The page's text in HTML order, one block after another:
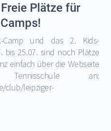
Plätze für
Camp und das 2. Kids-
bis 25.07. sind noch Plätze
einfach über die Webseite
an:
club/leipziger-